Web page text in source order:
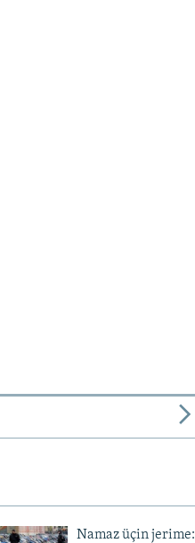
Namaz üçin jerime: